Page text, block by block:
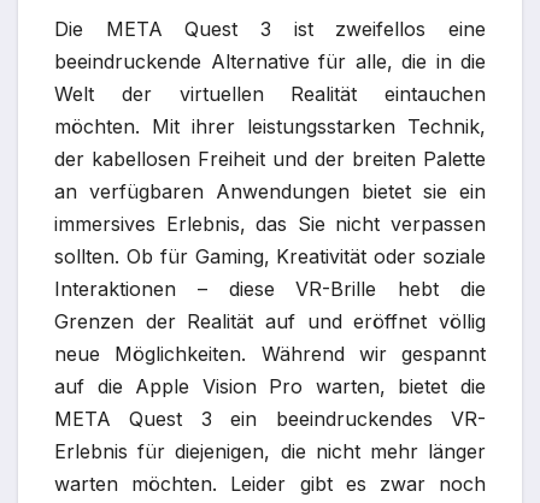
Die META Quest 3 ist zweifellos eine
beeindruckende Alternative für alle, die in die
Welt der virtuellen Realität eintauchen
möchten. Mit ihrer leistungsstarken Technik,
der kabellosen Freiheit und der breiten Palette
an verfügbaren Anwendungen bietet sie ein
immersives Erlebnis, das Sie nicht verpassen
sollten. Ob für Gaming, Kreativität oder soziale
Interaktionen – diese VR-Brille hebt die
Grenzen der Realität auf und eröffnet völlig
neue Möglichkeiten. Während wir gespannt
auf die Apple Vision Pro warten, bietet die
META Quest 3 ein beeindruckendes VR-
Erlebnis für diejenigen, die nicht mehr länger
warten möchten. Leider gibt es zwar noch